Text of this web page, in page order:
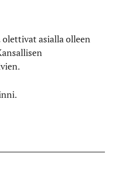
olettivat asialla olleen